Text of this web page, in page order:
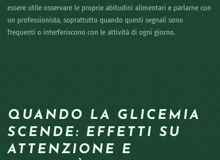
essere utile osservare le proprie abitudini alimentari e parlarne con
un professionista, soprattutto quando questi segnali sono
frequenti o interferiscono con le attività di ogni giorno.
QUANDO LA GLICEMIA
SCENDE: EFFETTI SU
ATTENZIONE E